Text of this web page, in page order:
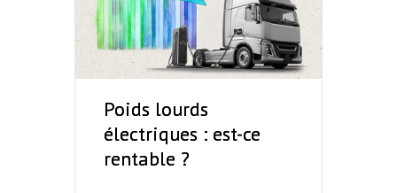
Poids lourds
électriques : est-ce
rentable ?